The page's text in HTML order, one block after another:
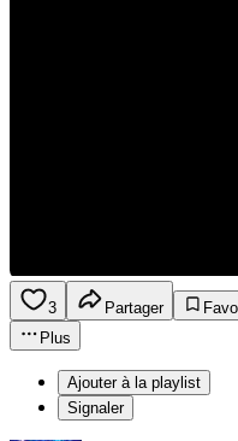
3 Partager
Plus
Ajouter à la playlist
Signaler